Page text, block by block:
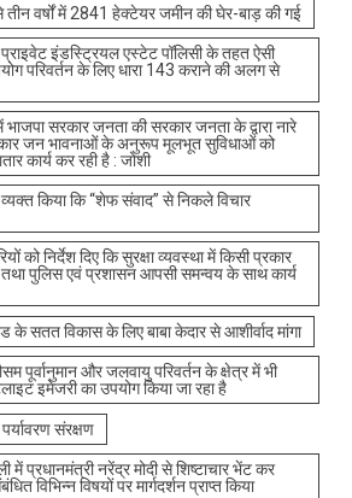
तीन वर्षों में 2841 हेक्टेयर जमीन की घेर-बाड़ की गई
प्राइवेट इंडस्ट्रियल एस्टेट पॉलिसी के तहत ऐसी
परिवर्तन के लिए धारा 143 कराने की अलग से
सरकार जनता की सरकार जनता के द्वारा नारे
जन भावनाओं के अनुरूप मूलभूत सुविधाओं को
कार्य कर रही है : जोशी
व्यक्त किया कि “शेफ संवाद” से निकले विचार
को निर्देश दिए कि सुरक्षा व्यवस्था में किसी प्रकार
तथा पुलिस एवं प्रशासन आपसी समन्वय के साथ कार्य
के सतत विकास के लिए बाबा केदार से आशीर्वाद मांगा
पूर्वानुमान और जलवायु परिवर्तन के क्षेत्र में भी
इमेजरी का उपयोग किया जा रहा है
संरक्षण
में प्रधानमंत्री नरेंद्र मोदी से शिष्टाचार भेंट कर
विभिन्न विषयों पर मार्गदर्शन प्राप्त किया